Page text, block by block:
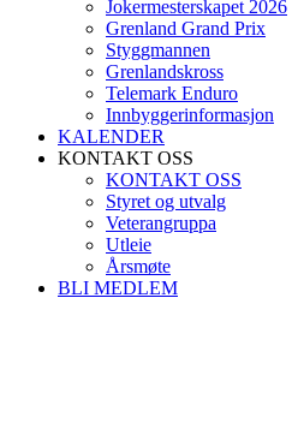
Jokermesterskapet 2026
Grenland Grand Prix
Styggmannen
Grenlandskross
Telemark Enduro
Innbyggerinformasjon
KALENDER
KONTAKT OSS
KONTAKT OSS
Styret og utvalg
Veterangruppa
Utleie
Årsmøte
BLI MEDLEM